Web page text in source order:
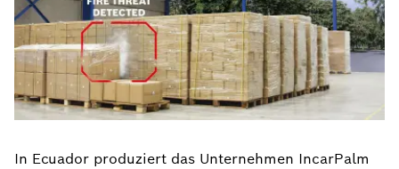
In Ecuador produziert das Unternehmen IncarPalm